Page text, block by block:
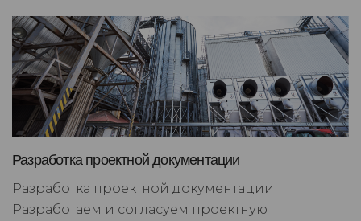
Разработка проектной документации
Разработка проектной документации
Разработаем и согласуем проектную